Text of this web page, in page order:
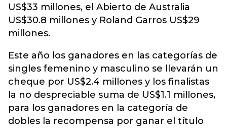
US$33 millones, el Abierto de Australia
US$30.8 millones y Roland Garros US$29
millones.
Este año los ganadores en las categorías de
singles femenino y masculino se llevarán un
cheque por US$2.4 millones y los finalistas
la no despreciable suma de US$1.1 millones,
para los ganadores en la categoría de
dobles la recompensa por ganar el título